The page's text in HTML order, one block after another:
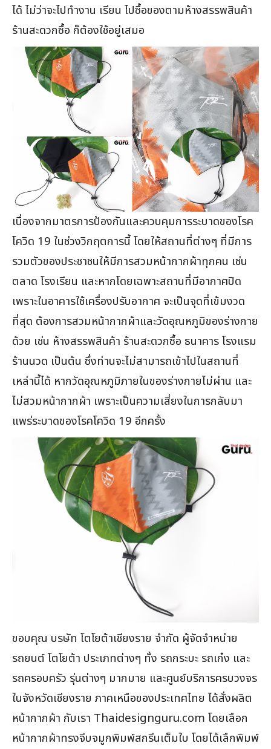
ได้ ไม่ว่าจะไปทำงาน เรียน ไปซื้อของตามห้างสรรพสินค้า
ร้านสะดวกซื้อ ก็ต้องใช้อยู่เสมอ
เนื่องจากมาตรการป้องกันและควบคุมการระบาดของโรค
โควิด 19 ในช่วงวิกฤตการนี้ โดยให้สถานที่ต่างๆ ที่มีการ
รวมตัวของประชาชนให้มีการสวมหน้ากากผ้าทุกคน เช่น
ตลาด โรงเรียน และหากโดยเฉพาะสถานที่มีอากาศปิด
เพราะในอาคารใช้เครื่องปรับอากาศ จะเป็นจุดที่เข้มงวด
ที่สุด ต้องการสวมหน้ากากผ้าและวัดอุณหภูมิของร่างกาย
ด้วย เช่น ห้างสรรพสินค้า ร้านสะดวกซื้อ ธนาคาร โรงแรม
ร้านนวด เป็นต้น ซึ่งท่านจะไม่สามารถเข้าไปในสถานที่
เหล่านี้ได้ หากวัดอุณหภูมิภายในของร่างกายไม่ผ่าน และ
ไม่สวมหน้ากากผ้า เพราะเป็นความเสี่ยงในการกลับมา
แพร่ระบาดของโรคโควิด 19 อีกครั้ง
ขอบคุณ บรษัท โตโยต้าเชียงราย จำกัด ผู้จัดจำหน่าย
รถยนต์ โตโยต้า ประเภทต่างๆ ทั้ง รถกระบะ รถเก๋ง และ
รถครอบครัว รุ่นต่างๆ มากมาย และศูนย์บริการครบวงจร
ในจังหวัดเชียงราย ภาคเหนือของประเทศไทย ได้สั่งผลิต
หน้ากากผ้า กับเรา Thaidesignguru.com โดยเลือก
หน้ากากผ้าทรงจีบจมูกพิมพ์สกรีนเต็มใบ โดยได้เลืกพิมพ์